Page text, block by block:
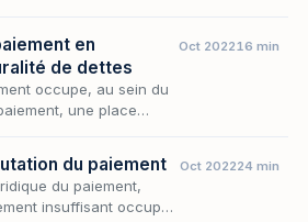
en
de dettes
occupe, au sein du
une place
Oct 202216 min
du paiement
du paiement,
insuffisant occupe
Oct 202224 min